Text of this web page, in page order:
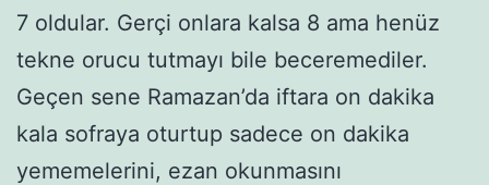
7 oldular. Gerçi onlara kalsa 8 ama henüz
tekne orucu tutmayı bile beceremediler.
Geçen sene Ramazan’da iftara on dakika
kala sofraya oturtup sadece on dakika
yememelerini, ezan okunmasını